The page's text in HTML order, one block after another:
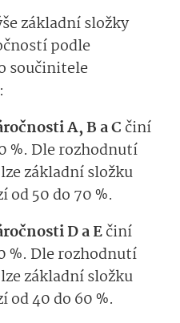
základní složky
podle
součinitele
A, B a C činí
%. Dle rozhodnutí
základní složku
od 50 do 70 %.
D a Ečiní
%. Dle rozhodnutí
základní složku
od 40 do 60 %.